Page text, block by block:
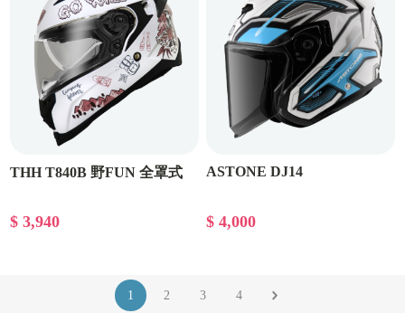
THH T840B 野FUN 全罩式
$ 3,940
ASTONE DJ14
$ 4,000
1 2 3 4